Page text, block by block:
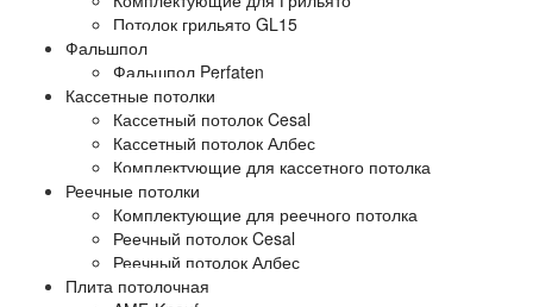
Потолок грильято GL15
Фальшпол
Фальшпол Perfaten
Кассетные потолки
Кассетный потолок Cesal
Кассетный потолок Албес
Комплектующие для кассетного потолка
Реечные потолки
Комплектующие для реечного потолка
Реечный потолок Cesal
Реечный потолок Албес
Плита потолочная